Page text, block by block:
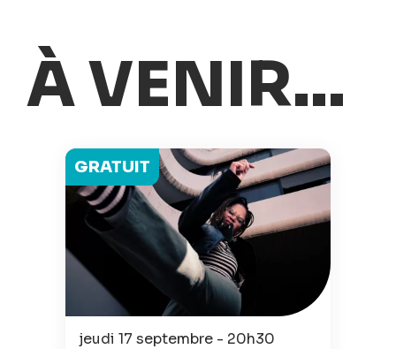
À VENIR...
jeudi 17 septembre - 20h30
GRATUIT